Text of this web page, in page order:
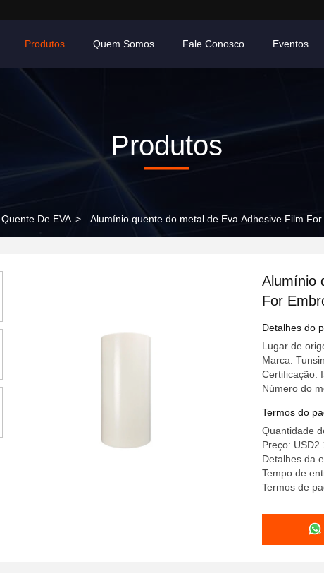
Produtos Quem Somos Fale Conosco Eventos
Produtos
De EVA > Alumínio quente do metal de Eva Adhesive Film
Alumínio
For
Detalhes do
Lugar de
Marca:
Certificação:
Número do
Termos do
Quantidade
Preço:
Detalhes da
Tempo de
Termos de